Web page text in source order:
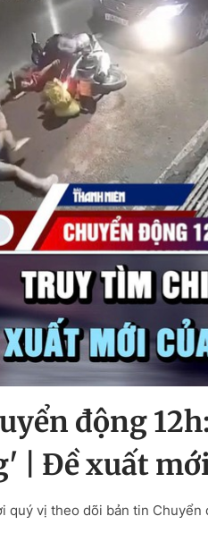
động
| Đề xuất mới
quý vị theo dõi bản tin Chuyển